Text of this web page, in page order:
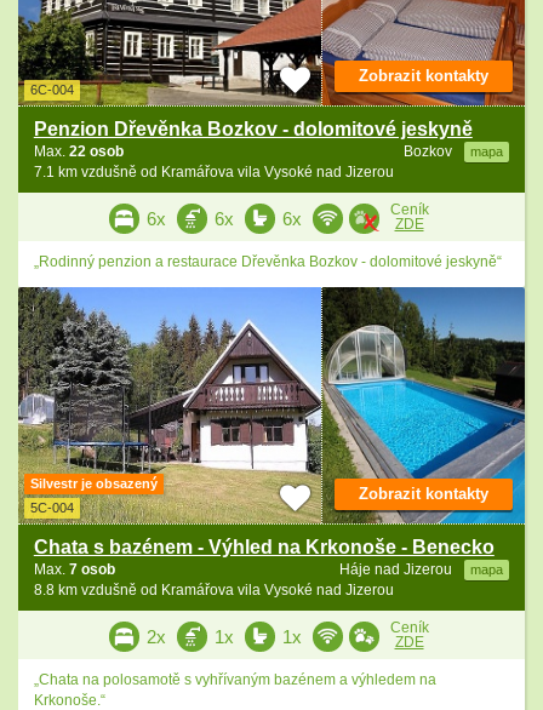
6C-004
Penzion Dřevěnka Bozkov - dolomitové jeskyně
Bozkov mapa
Max. 22 osob
7.1 km vzdušně od Kramářova vila Vysoké nad Jizerou
Zobrazit kontakty
6x 6x 6x
Ceník
ZDE
„Rodinný penzion a restaurace Dřevěnka Bozkov - dolomitové jeskyně“
Silvestr je obsazený
5C-004
Chata s bazénem - Výhled na Krkonoše - Benecko
Háje nad Jizerou mapa
Max. 7 osob
8.8 km vzdušně od Kramářova vila Vysoké nad Jizerou
Zobrazit kontakty
2x 1x 1x
Ceník
ZDE
„Chata na polosamotě s vyhřívaným bazénem a výhledem na
Krkonoše.“